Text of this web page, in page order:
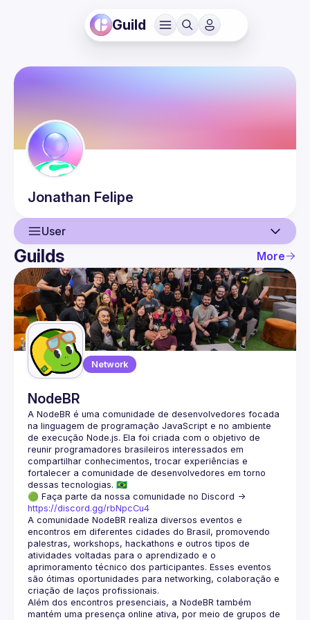
Guild
Jonathan Felipe
User
User
Guilds
Guilds More
Network
NodeBR
A NodeBR é uma comunidade de desenvolvedores focada
na linguagem de programação JavaScript e no ambiente
de execução Node.js. Ela foi criada com o objetivo de
reunir programadores brasileiros interessados em
compartilhar conhecimentos, trocar experiências e
fortalecer a comunidade de desenvolvedores em torno
🟢 Faça parte da nossa comunidade no Discord ->
https://discord.gg/rbNpcCu4
A comunidade NodeBR realiza diversos eventos e
encontros em diferentes cidades do Brasil, promovendo
palestras, workshops, hackathons e outros tipos de
atividades voltadas para o aprendizado e o
aprimoramento técnico dos participantes. Esses eventos
são ótimas oportunidades para networking, colaboração e
Além dos encontros presenciais, a NodeBR também
mantém uma presença online ativa, por meio de grupos de